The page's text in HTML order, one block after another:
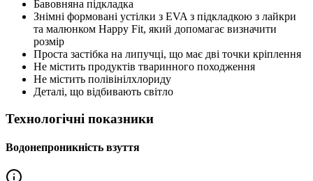
Бавовняна підкладка
Знімні формовані устілки з EVA з підкладкою з лайкри
та малюнком Happy Fit, який допомагає визначити
розмір
Проста застібка на липучці, що має дві точки кріплення
Не містить продуктів тваринного походження
Не містить полівінілхлориду
Деталі, що відбивають світло
Технологічні показники
Водонепроникність взуття